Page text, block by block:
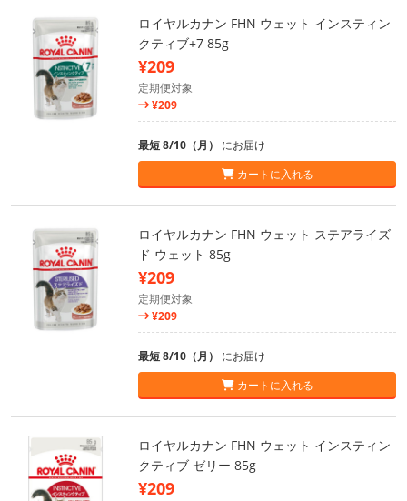
ロイヤルカナン FHN ウェット インスティン
クティブ+7 85g
¥209
定期便対象
¥209
最短 8/10（月） にお届け
カートに入れる
ロイヤルカナン FHN ウェット ステアライズ
ド ウェット 85g
¥209
定期便対象
¥209
最短 8/10（月） にお届け
カートに入れる
ロイヤルカナン FHN ウェット インスティン
クティブ ゼリー 85g
¥209